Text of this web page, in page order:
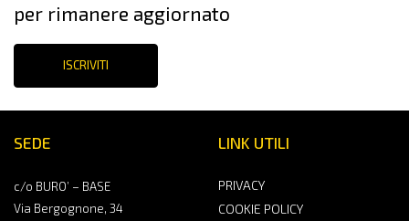
SEDE
c/o BURO’ – BASE
Via Bergognone, 34
LINK UTILI
PRIVACY
COOKIE POLICY
per rimanere aggiornato
ISCRIVITI